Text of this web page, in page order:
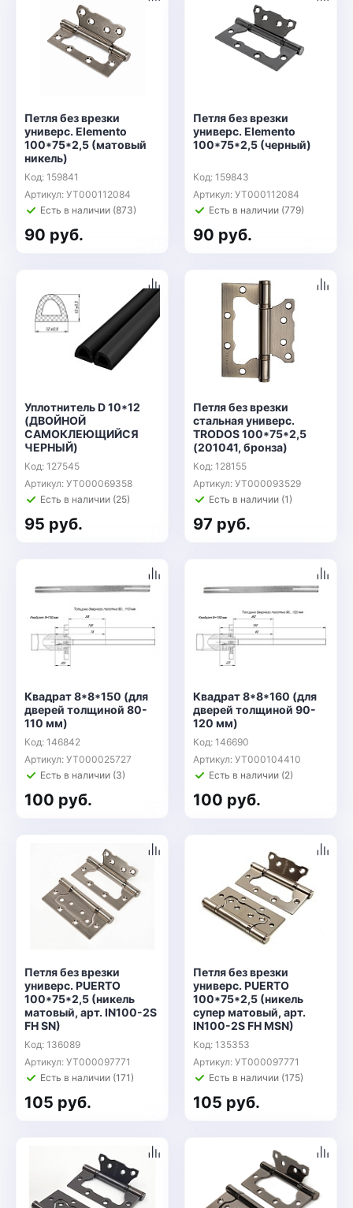
Петля без врезки
универс. Elemento
100*75*2,5 (матовый
никель)
Код: 159841
Артикул: УТ000112084
Есть в наличии (873)
90 руб.
Петля без врезки
универс. Elemento
100*75*2,5 (черный)
Код: 159843
Артикул: УТ000112084
Есть в наличии (779)
90 руб.
Уплотнитель D 10*12
(ДВОЙНОЙ
САМОКЛЕЮЩИЙСЯ
ЧЕРНЫЙ)
Код: 127545
Артикул: УТ000069358
Есть в наличии (25)
95 руб.
Петля без врезки
стальная универс.
TRODOS 100*75*2,5
(201041, бронза)
Код: 128155
Артикул: УТ000093529
Есть в наличии (1)
97 руб.
Квадрат 8*8*150 (для
дверей толщиной 80-
110 мм)
Код: 146842
Артикул: УТ000025727
Есть в наличии (3)
100 руб.
Квадрат 8*8*160 (для
дверей толщиной 90-
120 мм)
Код: 146690
Артикул: УТ000104410
Есть в наличии (2)
100 руб.
Петля без врезки
универс. PUERTO
100*75*2,5 (никель
матовый, арт. IN100-2S
FH SN)
Код: 136089
Артикул: УТ000097771
Есть в наличии (171)
105 руб.
Петля без врезки
универс. PUERTO
100*75*2,5 (никель
супер матовый, арт.
IN100-2S FH MSN)
Код: 135353
Артикул: УТ000097771
Есть в наличии (175)
105 руб.